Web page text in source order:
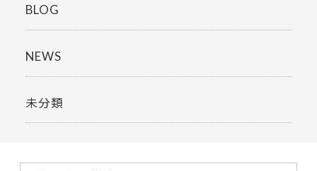
BLOG
NEWS
未分類